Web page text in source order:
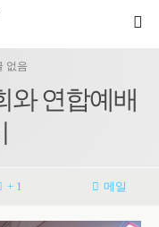
없음
와 연합예배
+ 1 메일